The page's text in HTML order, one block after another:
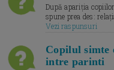
După apariția
spune prea des:
Vezi raspunsuri
Copilul simte
intre parinti